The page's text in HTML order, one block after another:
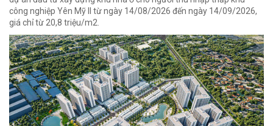
công nghiệp Yên Mỹ II từ ngày 14/08/2026 đến ngày 14/09/2026,
giá chỉ từ 20,8 triệu/m2.